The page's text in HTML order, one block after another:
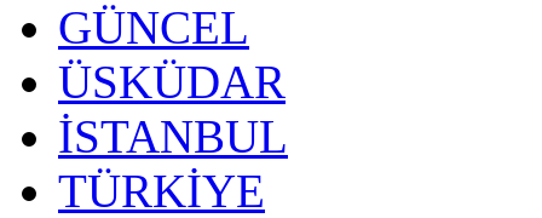
GÜNCEL
ÜSKÜDAR
İSTANBUL
TÜRKİYE